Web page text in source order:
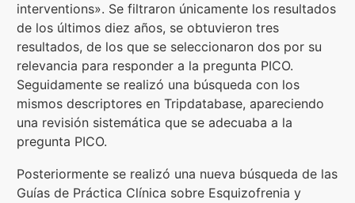
interventions». Se filtraron únicamente los resultados
de los últimos diez años, se obtuvieron tres
resultados, de los que se seleccionaron dos por su
relevancia para responder a la pregunta PICO.
Seguidamente se realizó una búsqueda con los
mismos descriptores en Tripdatabase, apareciendo
una revisión sistemática que se adecuaba a la
pregunta PICO.
Posteriormente se realizó una nueva búsqueda de las
Guías de Práctica Clínica sobre Esquizofrenia y